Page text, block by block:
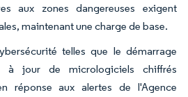
aux zones dangereuses exigent
maintenant une charge de base.
telles que le démarrage
à jour de micrologiciels chiffrés
réponse aux alertes de l'Agence